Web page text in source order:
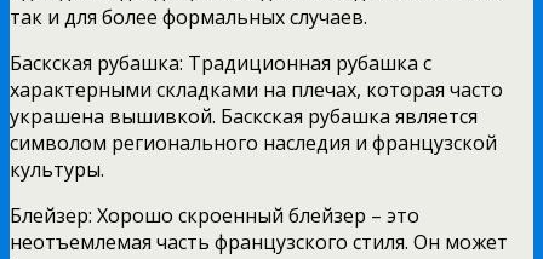
так и для более формальных случаев.
Баскская рубашка: Традиционная рубашка с
характерными складками на плечах, которая часто
украшена вышивкой. Баскская рубашка является
символом регионального наследия и французской
культуры.
Блейзер: Хорошо скроенный блейзер – это
неотъемлемая часть французского стиля. Он может